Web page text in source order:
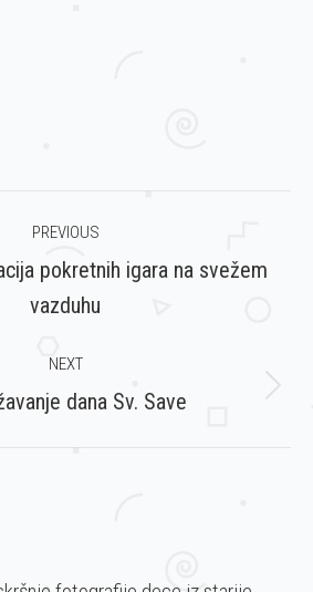
PREVIOUS
Previous
post:
pokretnih igara na svežem
vazduhu
NEXT
Next
dana Sv. Save